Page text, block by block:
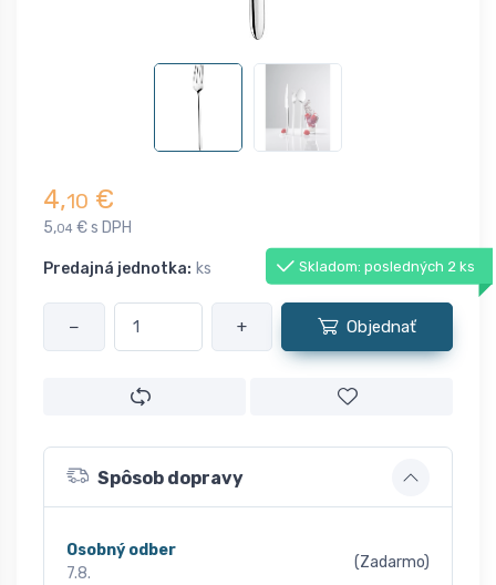
4,10 €
5,04 € s DPH
Predajná jednotka: ks Skladom: posledných 2 ks
− + Objednať
Spôsob dopravy
Osobný odber
7.8.
(Zadarmo)